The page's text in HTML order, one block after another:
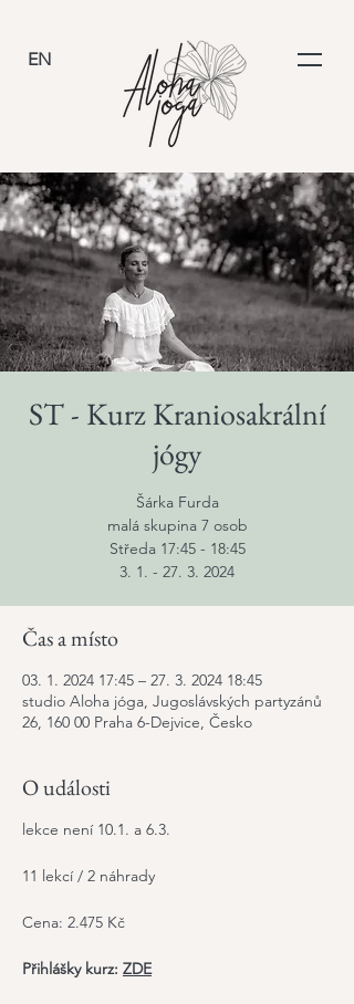
EN
ST - Kurz Kraniosakrální
jógy
Šárka Furda
malá skupina 7 osob
Středa 17:45 - 18:45
3. 1. - 27. 3. 2024
Čas a místo
03. 1. 2024 17:45 – 27. 3. 2024 18:45
studio Aloha jóga, Jugoslávských partyzánů
26, 160 00 Praha 6-Dejvice, Česko
O události
lekce není 10.1. a 6.3.
11 lekcí / 2 náhrady
Cena: 2.475 Kč
Přihlášky kurz: ZDE